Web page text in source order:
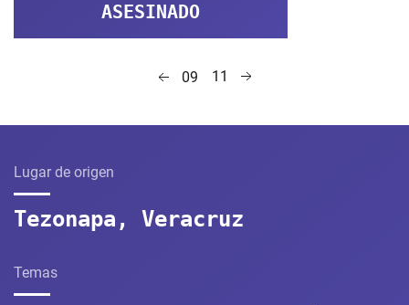
ASESINADO
09 11
Lugar de origen
Tezonapa, Veracruz
Temas